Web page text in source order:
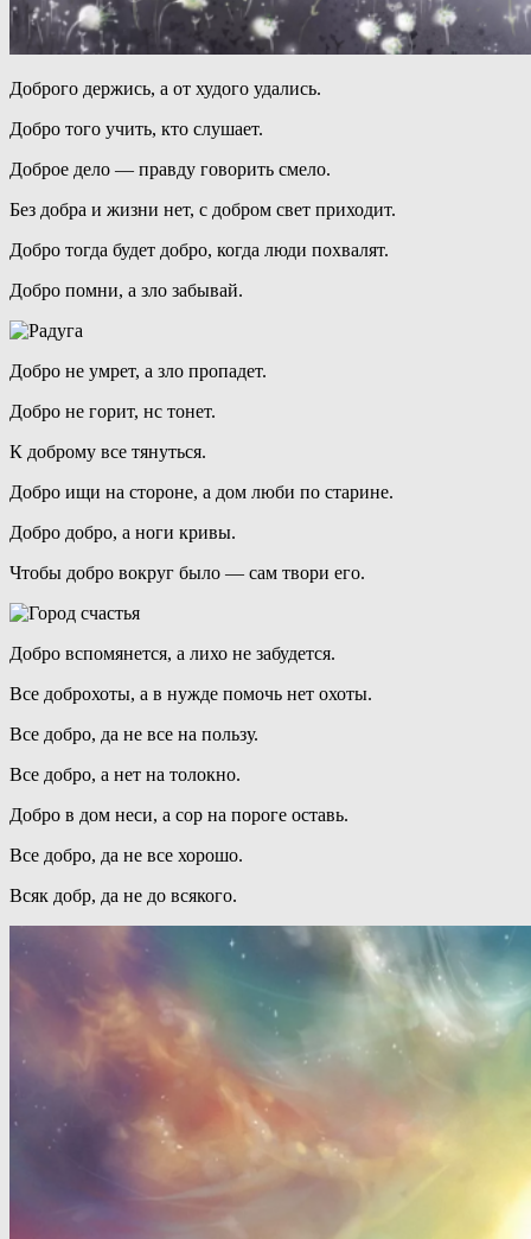
Доброго держись, а от худого удались.
Добро того учить, кто слушает.
Доброе дело — правду говорить смело.
Без добра и жизни нет, с добром свет приходит.
Добро тогда будет добро, когда люди похвалят.
Добро помни, а зло забывай.
Добро не умрет, а зло пропадет.
Добро не горит, нс тонет.
К доброму все тянуться.
Добро ищи на стороне, а дом люби по старине.
Добро добро, а ноги кривы.
Чтобы добро вокруг было — сам твори его.
Добро вспомянется, а лихо не забудется.
Все доброхоты, а в нужде помочь нет охоты.
Все добро, да не все на пользу.
Все добро, а нет на толокно.
Добро в дом неси, а сор на пороге оставь.
Все добро, да не все хорошо.
Всяк добр, да не до всякого.